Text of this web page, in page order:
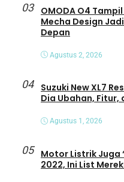
03
OMODA O4
Mecha Design
Depan
Agustus 2, 2026
04
Suzuki New XL7
Dia Ubahan, Fitur,
Agustus 1, 2026
05
Motor Listrik Juga
2022, Ini List